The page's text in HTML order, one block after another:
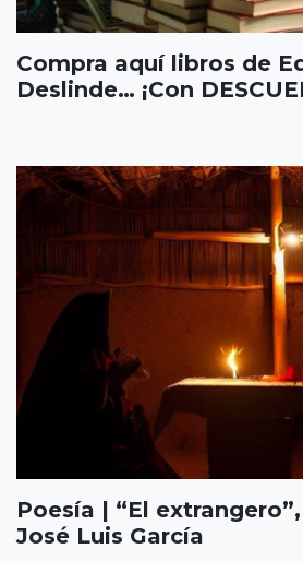
Compra aquí libros de
Deslinde… ¡Con
Poesía | “El
José Luis García